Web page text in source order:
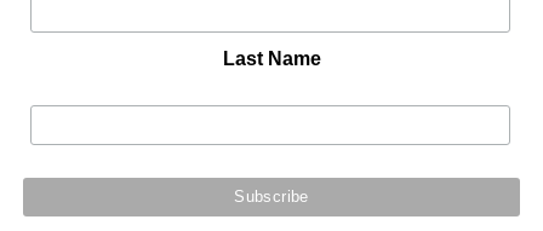
Last Name